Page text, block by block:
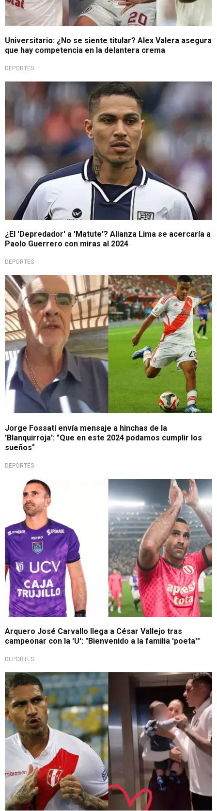
Universitario: ¿No se siente titular? Alex Valera asegura
que hay competencia en la delantera crema
DEPORTES
¿El 'Depredador' a 'Matute'? Alianza Lima se acercaría a
Paolo Guerrero con miras al 2024
DEPORTES
Liga 1
Jorge Fossati envía mensaje a hinchas de la
'Blanquirroja': "Que en este 2024 podamos cumplir los
sueños"
DEPORTES
Liga 1
Arquero José Carvallo llega a César Vallejo tras
campeonar con la 'U': "Bienvenido a la familia 'poeta'"
DEPORTES
Clasificatorias Mundialistas